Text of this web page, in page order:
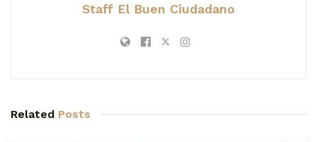
Staff El Buen Ciudadano
Related Posts